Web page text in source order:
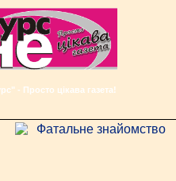
- Просто цікава газета!